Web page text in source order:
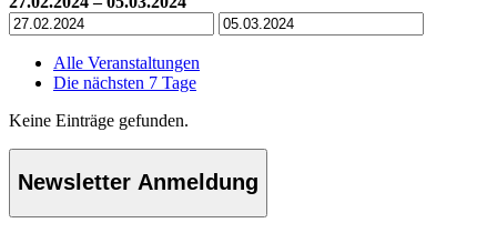
Alle Veranstaltungen
Die nächsten 7 Tage
Keine Einträge gefunden.
Newsletter Anmeldung